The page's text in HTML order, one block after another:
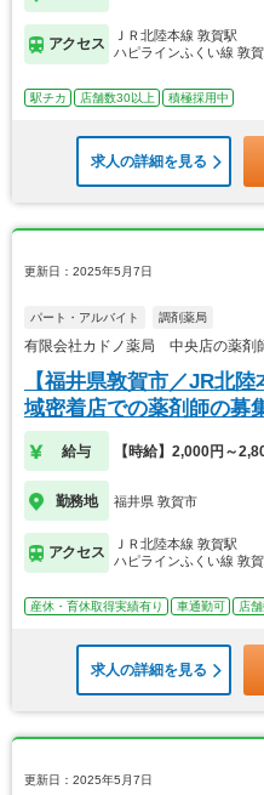
アクセス
ＪＲ北陸本線 敦賀駅
ハピラインふくい線 敦
駅チカ 店舗数30以上 積極採用中
求人の詳細を見る
更新日：2025年5月7日
パート・アルバイト 調剤薬局
有限会社カドノ薬局 中央店の薬剤
【福井県敦賀市／JR北
域密着店での薬剤師の募
給与 【時給】2,000円～
勤務地 福井県 敦賀市
アクセス
ＪＲ北陸本線 敦賀駅
ハピラインふくい線 敦
産休・育休取得実績有り 車通勤可 店
求人の詳細を見る
更新日：2025年5月7日